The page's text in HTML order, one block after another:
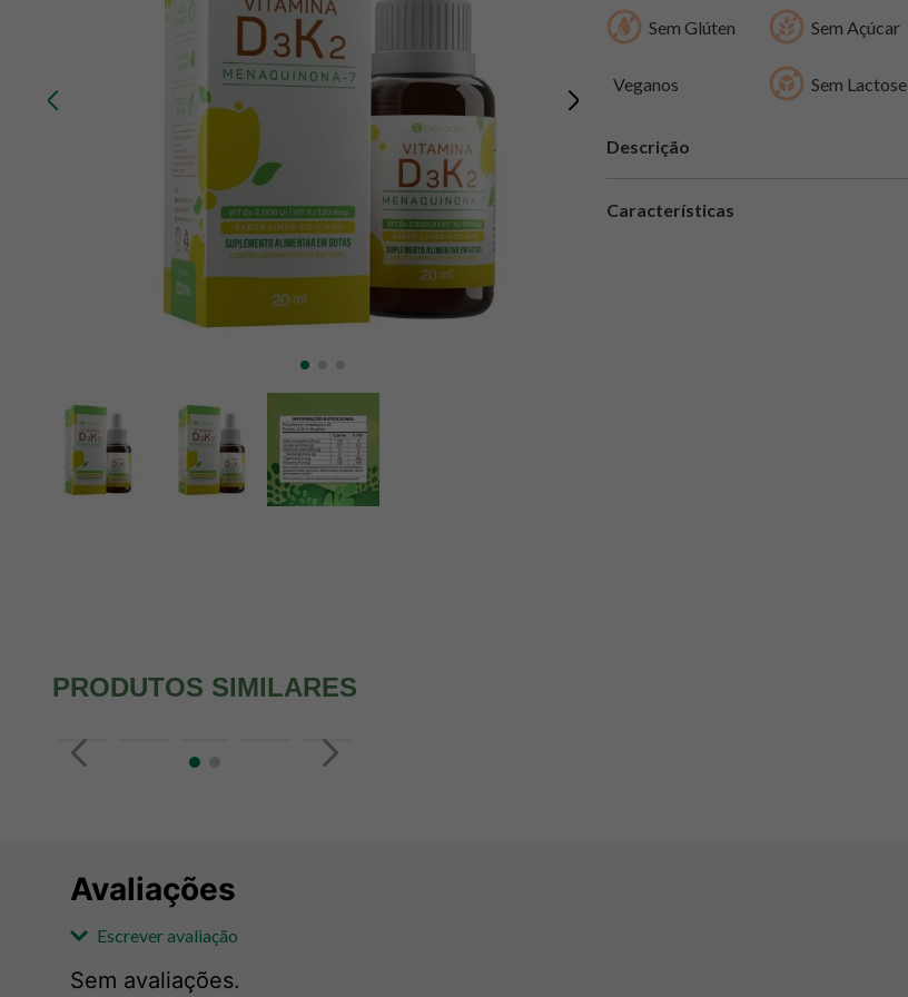
Sem Glúten Sem Açúcar
Veganos Sem Lactose
Descrição
Características
PRODUTOS SIMILARES
Avaliações
Escrever avaliação
Sem avaliações.
creatina mundo verde